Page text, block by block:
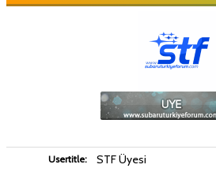
Usertitle: STF Üyesi